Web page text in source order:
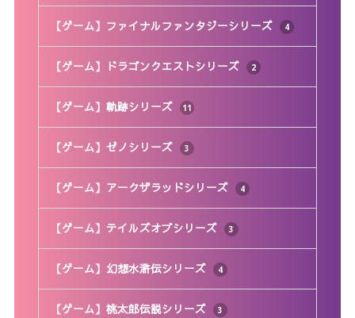
【ゲーム】ファイナルファンタジーシリーズ 4
【ゲーム】ドラゴンクエストシリーズ 2
【ゲーム】軌跡シリーズ 11
【ゲーム】ゼノシリーズ 3
【ゲーム】アークザラッドシリーズ 4
【ゲーム】テイルズオブシリーズ 3
【ゲーム】幻想水滸伝シリーズ 4
【ゲーム】桃太郎伝説シリーズ 3